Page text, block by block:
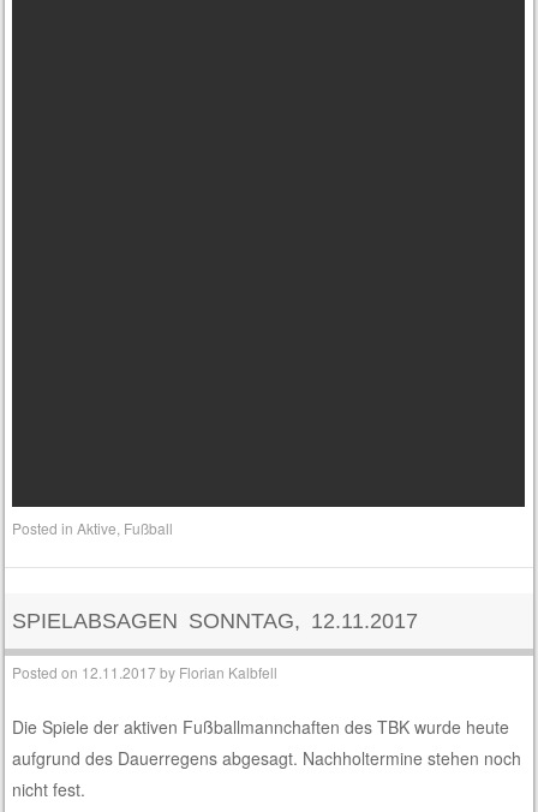
Posted inAktive Fußball
SPIELABSAGEN SONNTAG, 12.11.2017
Posted on 12.11.2017by Florian Kalbfell
Die Spiele der aktiven Fußballmannchaften des TBK wurde heute
aufgrund des Dauerregens abgesagt. Nachholtermine stehen noch
nicht fest.